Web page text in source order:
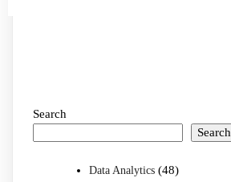
Search
Search
Data Analytics (48)